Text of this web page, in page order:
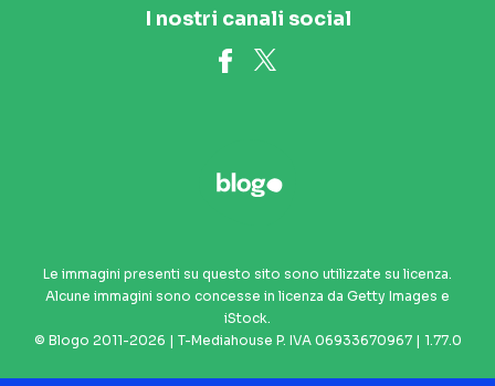
I nostri canali social
Le immagini presenti su questo sito sono utilizzate su licenza.
Alcune immagini sono concesse in licenza da Getty Images e
iStock.
© Blogo 2011-2026 | T-Mediahouse P. IVA 06933670967 | 1.77.0